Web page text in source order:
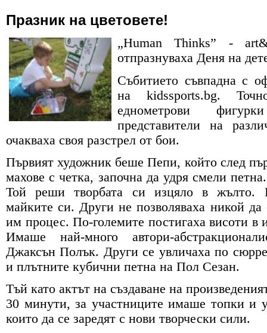
Празник на цветовете!
„Human Thinks” -
отпразнуваха Деня на
Събитието съвпадна с
наkidssports.bg.
еднометрови
представители на
очакваха своя разстрел от бои.
Първият художник беше Пепи, който след
махове с четка, започна да удря смели
Той реши творбата си изцяло в жълто.
майките си. Други не позволяваха никой да
им процес. По-големите постигаха висоти в
Имаше най-много автори-
Джаксън Полък. Други се увличаха по
и плътните кубични петна на Пол Сезан.
Тъй като актът на създаване на
30 минути, за участниците имаше топки и
които да се заредят с нови творчески сили.